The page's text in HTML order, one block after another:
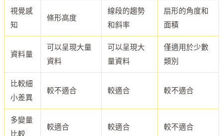
視覺感
知
條形高度
線段的趨勢
和斜率
扇形的角度和
面積
資料量
可以呈現大量
資料
可以呈現大
量資料
僅適用於少數
類別
比較細
小差異
較不適合 較適合 較不適合
多變量
比較
較適合 較適合 較不適合